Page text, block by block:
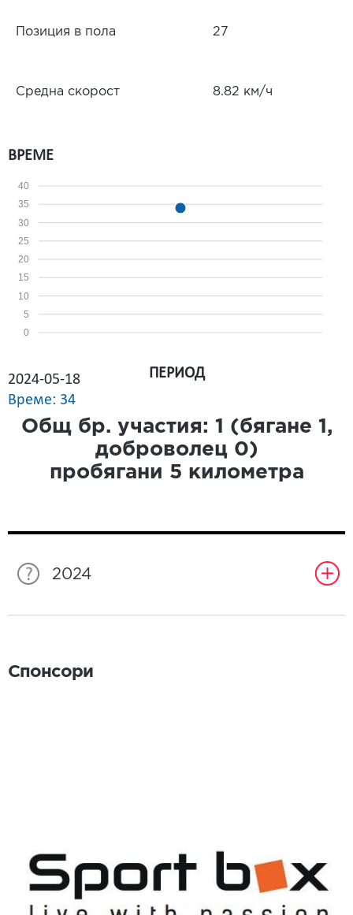
Позиция в пола 27
Средна скорост 8.82 км/ч
ВРЕМЕ
0
5
10
15
20
25
30
35
40
2024-05-18
Време: 34
ПЕРИОД
Общ бр. участия: 1 (бягане 1 ,
доброволец 0)
пробягани 5 километра
2024
Спонсори